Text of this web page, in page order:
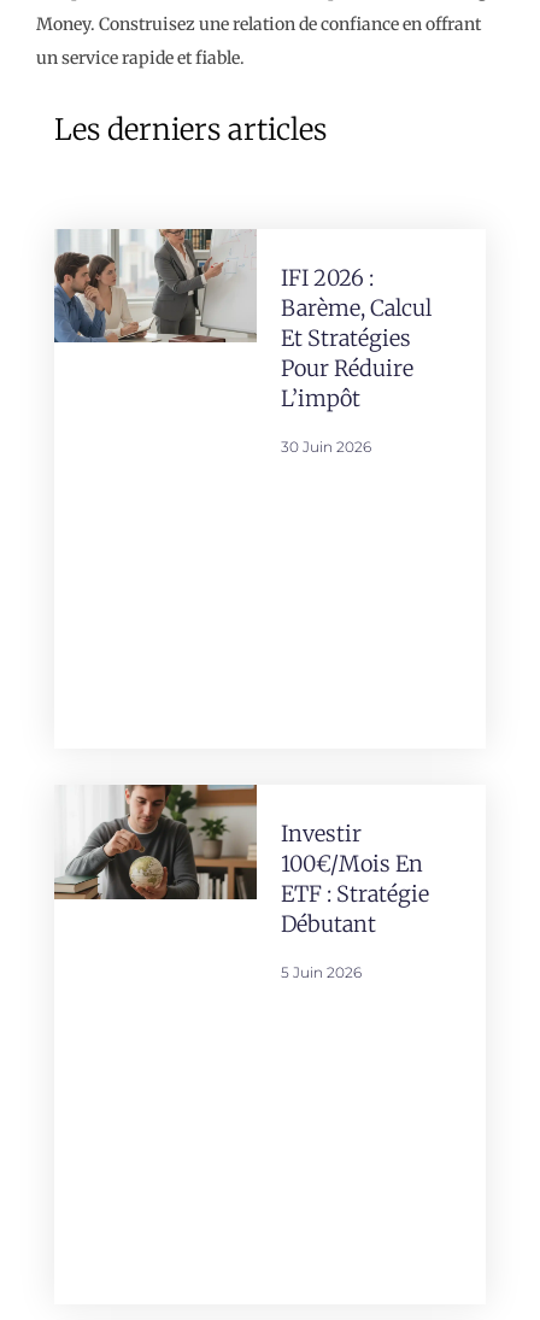
Money. Construisez une relation de confiance en offrant
un service rapide et fiable.
Les derniers articles
IFI 2026 :
Barème, Calcul
Et Stratégies
Pour Réduire
L’impôt
30 Juin 2026
Investir
100€/mois En
ETF : Stratégie
Débutant
5 Juin 2026